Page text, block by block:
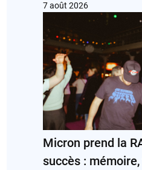
7 août 2026
Micron prend la
succès :